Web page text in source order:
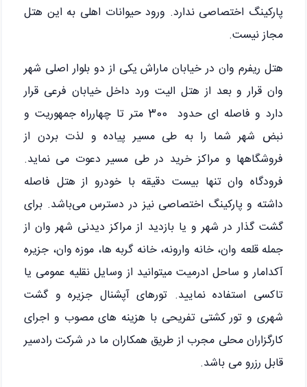
پارکینگ اختصاصی ندارد. ورود حیوانات اهلی به این هتل
مجاز نیست.
هتل ریفرم وان در خیابان ماراش یکی از دو بلوار اصلی شهر
وان قرار و بعد از هتل الیت ورد داخل خیابان فرعی قرار
دارد و فاصله ای حدود 300 متر تا چهارراه جمهوریت و
نبض شهر شما را به طی مسیر پیاده و لذت بردن از
فروشگاهها و مراکز خرید در طی مسیر دعوت می نماید.
فرودگاه وان تنها بیست دقیقه با خودرو از هتل فاصله
داشته و پارکینگ اختصاصی نیز در دسترس می‌باشد. برای
گشت گذار در شهر و یا بازدید از مراکز دیدنی شهر وان از
جمله قلعه وان، خانه وارونه، خانه گربه ها، موزه وان، جزیره
آکدامار و ساحل ادرمیت میتوانید از وسایل نقلیه عمومی یا
تاکسی استفاده نمایید. تورهای آپشنال جزیره و گشت
شهری و تور کشتی تفریحی با هزینه های مصوب و اجرای
کارگزاران محلی مجرب از طریق همکاران ما در شرکت رادسیر
قابل رزرو می باشد.